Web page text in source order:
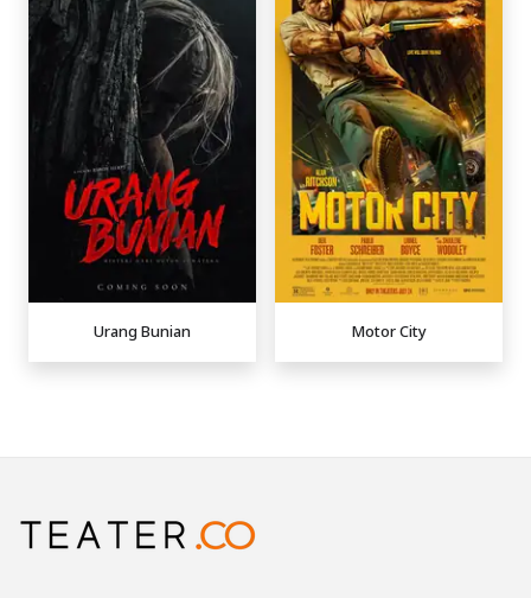
Urang Bunian Motor City